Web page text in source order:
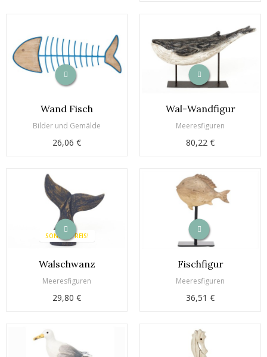
Wand Fisch
Bilder und Gemälde
26,06 €
Wal-Wandfigur
Meeresfiguren
80,22 €
SONDERPREIS!
Walschwanz
Meeresfiguren
29,80 €
Fischfigur
Meeresfiguren
36,51 €